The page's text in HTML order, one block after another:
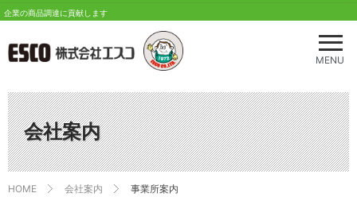
メ
ニ
を
開
く
MENU
企業の商品調達に貢献します
会社案内
HOME 会社案内 事業所案内